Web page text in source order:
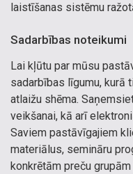
laistīšanas sistēmu
Sadarbības noteikumi
Lai kļūtu par mūsu
sadarbības līgumu, kurā
atlaižu shēma.
veikšanai, kā arī
Saviem pastāvīgajiem
materiālus, semināru
konkrētām preču